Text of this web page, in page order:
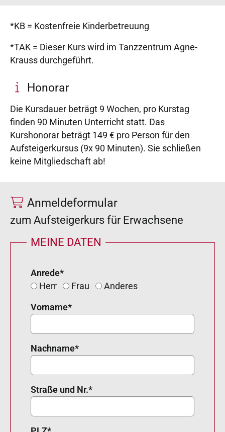
*KB = Kostenfreie Kinderbetreuung
*TAK = Dieser Kurs wird im Tanzzentrum Agne-
Krauss durchgeführt.
Honorar
Die Kursdauer beträgt 9 Wochen, pro Kurstag
finden 90 Minuten Unterricht statt. Das
Kurshonorar beträgt 149 € pro Person für den
Aufsteigerkursus (9x 90 Minuten). Sie schließen
keine Mitgliedschaft ab!
Anmeldeformular
zum Aufsteigerkurs für Erwachsene
MEINE DATEN
Anrede*
Herr
Frau Anderes
Vorname*
Nachname*
Straße und Nr.*